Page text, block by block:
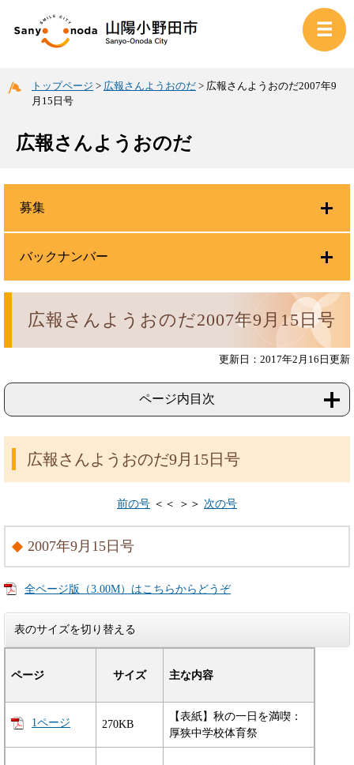
トップページ > 広報さんようおのだ > 広報さんようおのだ2007年9
月15日号
広報さんようおのだ
広報さんようおのだ2007年9月15日号
更新日：2017年2月16日更新
ページ内目次
広報さんようおのだ9月15日号
前の号 ＜＜ ＞＞ 次の号
2007年9月15日号
全ページ版（3.00M）はこちらからどうぞ
表のサイズを切り替える
ページ サイズ 主な内容
1ページ 270KB
【表紙】秋の一日を満喫：
厚狭中学校体育祭
募集
バックナンバー